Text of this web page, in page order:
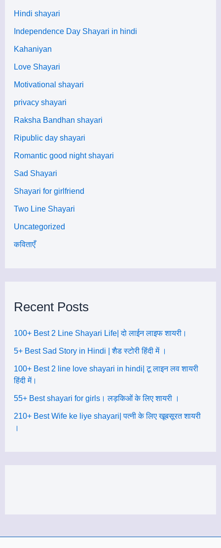
Hindi shayari
Independence Day Shayari in hindi
Kahaniyan
Love Shayari
Motivational shayari
privacy shayari
Raksha Bandhan shayari
Ripublic day shayari
Romantic good night shayari
Sad Shayari
Shayari for girlfriend
Two Line Shayari
Uncategorized
कविताएँ
Recent Posts
100+ Best 2 Line Shayari Life| दो लाईन लाइफ शायरी।
5+ Best Sad Story in Hindi | शैड स्टोरी हिंदी में ।
100+ Best 2 line love shayari in hindi| टू लाइन लव शायरी
हिंदी में।
55+ Best shayari for girls। लड़किओं के लिए शायरी ।
210+ Best Wife ke liye shayari| पत्नी के लिए खूबसूरत शायरी
।